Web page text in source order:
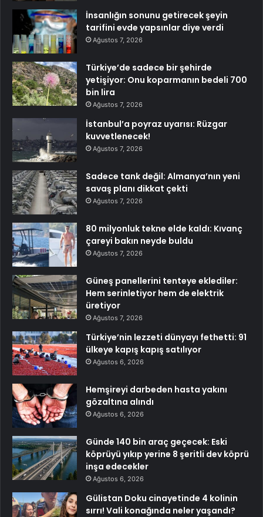
İnsanlığın sonunu getirecek şeyin
tarifini evde yapsınlar diye verdi
Ağustos 7, 2026
Türkiye’de sadece bir şehirde
yetişiyor: Onu koparmanın bedeli 700
bin lira
Ağustos 7, 2026
İstanbul’a poyraz uyarısı: Rüzgar
kuvvetlenecek!
Ağustos 7, 2026
Sadece tank değil: Almanya’nın yeni
savaş planı dikkat çekti
Ağustos 7, 2026
80 milyonluk tekne elde kaldı: Kıvanç
çareyi bakın neyde buldu
Ağustos 7, 2026
Güneş panellerini tenteye eklediler:
Hem serinletiyor hem de elektrik
üretiyor
Ağustos 7, 2026
Türkiye’nin lezzeti dünyayı fethetti: 91
ülkeye kapış kapış satılıyor
Ağustos 6, 2026
Hemşireyi darbeden hasta yakını
gözaltına alındı
Ağustos 6, 2026
Günde 140 bin araç geçecek: Eski
köprüyü yıkıp yerine 8 şeritli dev köprü
inşa edecekler
Ağustos 6, 2026
Gülistan Doku cinayetinde 4 kolinin
sırrı! Vali konağında neler yaşandı?